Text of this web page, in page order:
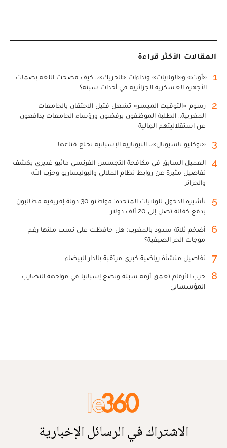
المقالات الأكثر قراءة
1
«أوت» و«الولايات» ونداءات «الحريك».. كيف فضحت اللغة بصمات
الأجهزة العسكرية الجزائرية في أحداث سبتة؟
2
رسوم «التوقيت الميسر» تشعل فتيل الاحتقان بالجامعات
المغربية.. الطلبة الموظفون يرفضون ورؤساء الجامعات يدافعون
عن استقلاليتهم المالية
3 «نوكليو ناسيونال».. النيونازية الإسبانية تخلع قناعها
4
العميل السابق في مكافحة التجسس الفرنسي ماثيو غديري يكشف
تفاصيل مثيرة عن روابط نظام الملالي والبوليساريو وحزب الله
والجزائر
5
تأشيرة الدخول للولايات المتحدة: مواطنو 30 دولة إفريقية مطالبون
بدفع كفالة تصل إلى 20 ألف دولار
6
أضخم ثلاثة سدود بالمغرب: هل حافظت على نسب ملئها رغم
موجات الحر الصيفية؟
7 تفاصيل منشأة رياضية كبرى مرتقبة بالدار البيضاء
8
حرب الأرقام تعمق أزمة سبتة وتضع إسبانيا في مواجهة التضارب
المؤسساتي
الاشتراك في الرسائل الإخبارية